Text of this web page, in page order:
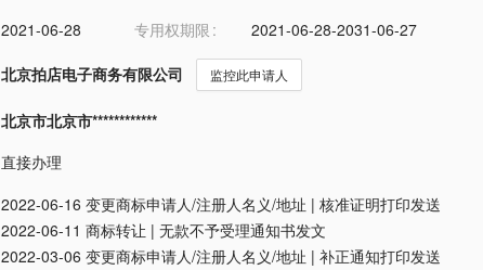
2021-06-28 专用权期限
2021-06-28-2031-06-27
北京拍店电子商务有限公司 监控此申请人
北京市北京市************
直接办理
2022-06-16 变更商标申请人/注册人名义/地址 | 核准证明打印发送
2022-06-11 商标转让 | 无款不予受理通知书发文
2022-03-06 变更商标申请人/注册人名义/地址 | 补正通知打印发送